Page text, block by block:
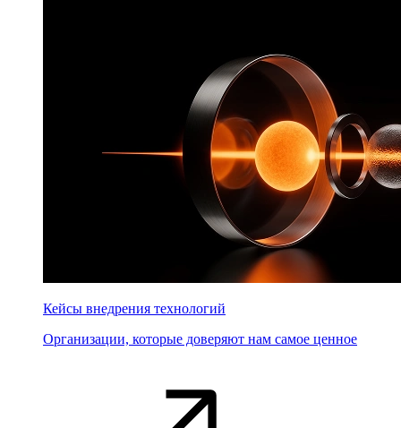
Кейсы внедрения технологий
Организации, которые доверяют нам самое ценное